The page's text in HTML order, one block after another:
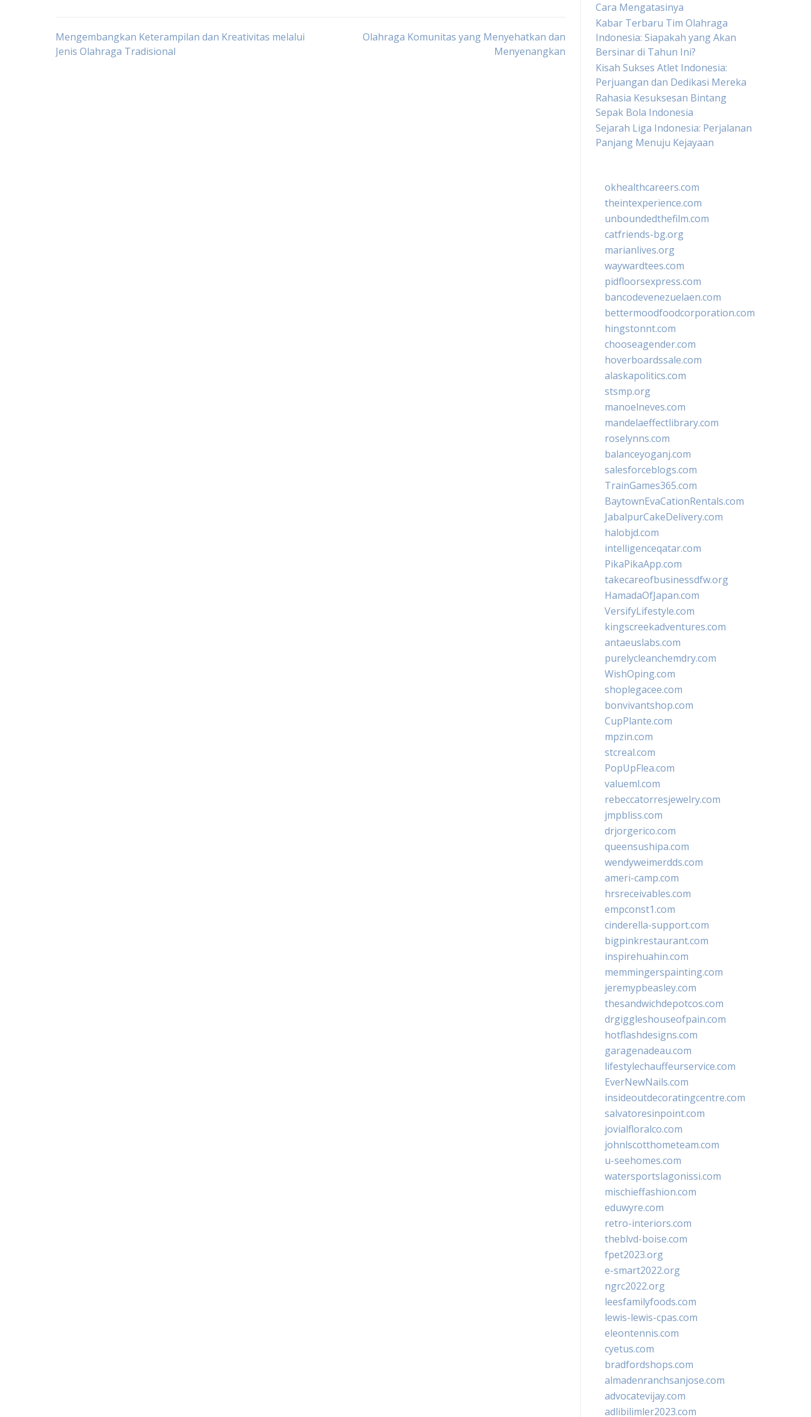
Post
Mengembangkan Keterampilan dan Kreativitas melalui
Jenis Olahraga Tradisional
Olahraga Komunitas yang Menyehatkan dan
Menyenangkan
Cara Mengatasinya
Kabar Terbaru Tim Olahraga
Indonesia: Siapakah yang Akan
Bersinar di Tahun Ini?
Kisah Sukses Atlet Indonesia:
Perjuangan dan Dedikasi Mereka
Rahasia Kesuksesan Bintang
Sepak Bola Indonesia
Sejarah Liga Indonesia: Perjalanan
Panjang Menuju Kejayaan
okhealthcareers.com
theintexperience.com
unboundedthefilm.com
catfriends-bg.org
marianlives.org
waywardtees.com
pidfloorsexpress.com
bancodevenezuelaen.com
bettermoodfoodcorporation.com
hingstonnt.com
chooseagender.com
hoverboardssale.com
alaskapolitics.com
stsmp.org
manoelneves.com
mandelaeffectlibrary.com
roselynns.com
balanceyoganj.com
salesforceblogs.com
TrainGames365.com
BaytownEvaCationRentals.com
JabalpurCakeDelivery.com
halobjd.com
intelligenceqatar.com
PikaPikaApp.com
takecareofbusinessdfw.org
HamadaOfJapan.com
VersifyLifestyle.com
kingscreekadventures.com
antaeuslabs.com
purelycleanchemdry.com
WishOping.com
shoplegacee.com
bonvivantshop.com
CupPlante.com
mpzin.com
stcreal.com
PopUpFlea.com
valueml.com
rebeccatorresjewelry.com
jmpbliss.com
drjorgerico.com
queensushipa.com
wendyweimerdds.com
ameri-camp.com
hrsreceivables.com
empconst1.com
cinderella-support.com
bigpinkrestaurant.com
inspirehuahin.com
memmingerspainting.com
jeremypbeasley.com
thesandwichdepotcos.com
drgiggleshouseofpain.com
hotflashdesigns.com
garagenadeau.com
lifestylechauffeurservice.com
EverNewNails.com
insideoutdecoratingcentre.com
salvatoresinpoint.com
jovialfloralco.com
johnlscotthometeam.com
u-seehomes.com
watersportslagonissi.com
mischieffashion.com
eduwyre.com
retro-interiors.com
theblvd-boise.com
fpet2023.org
e-smart2022.org
ngrc2022.org
leesfamilyfoods.com
lewis-lewis-cpas.com
eleontennis.com
cyetus.com
bradfordshops.com
almadenranchsanjose.com
advocatevijay.com
adlibilimler2023.com